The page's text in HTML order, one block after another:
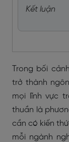
Kết luận
Trong bối
trở thành
mọi lĩnh vực
thuần là
cần có kiến
mỗi ngành